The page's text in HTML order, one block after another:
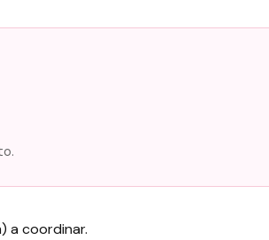
a coordinar.